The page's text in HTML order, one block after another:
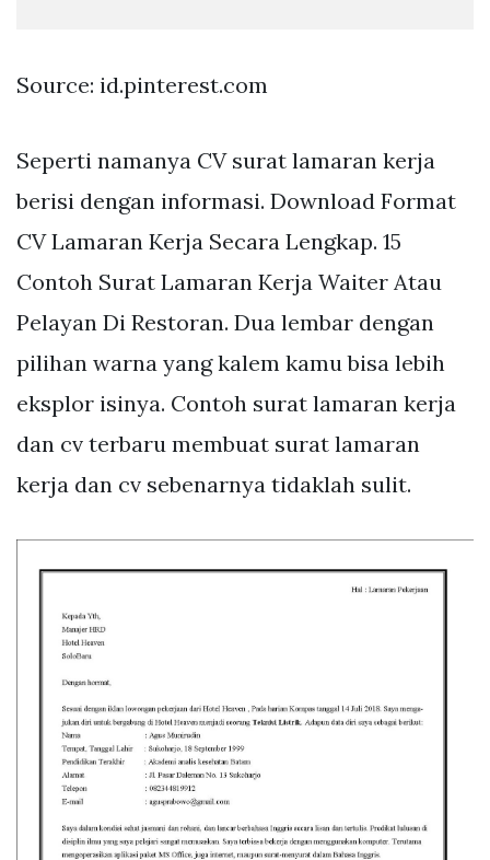
Source: id.pinterest.com
Seperti namanya CV surat lamaran kerja
berisi dengan informasi. Download Format
CV Lamaran Kerja Secara Lengkap. 15
Contoh Surat Lamaran Kerja Waiter Atau
Pelayan Di Restoran. Dua lembar dengan
pilihan warna yang kalem kamu bisa lebih
eksplor isinya. Contoh surat lamaran kerja
dan cv terbaru membuat surat lamaran
kerja dan cv sebenarnya tidaklah sulit.